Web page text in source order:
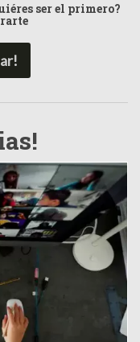
ser el primero?